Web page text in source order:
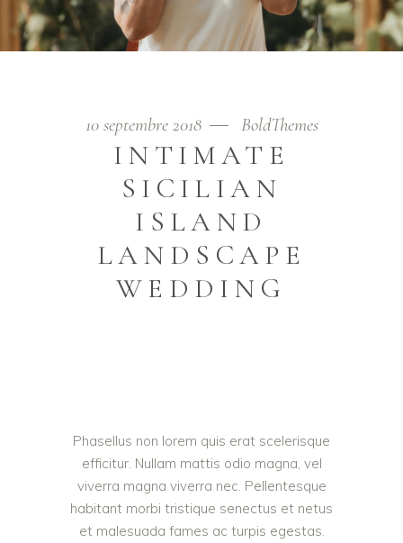
10 septembre 2018 BoldThemes
INTIMATE
SICILIAN
ISLAND
LANDSCAPE
WEDDING
Phasellus non lorem quis erat scelerisque
efficitur. Nullam mattis odio magna, vel
viverra magna viverra nec. Pellentesque
habitant morbi tristique senectus et netus
et malesuada fames ac turpis egestas.